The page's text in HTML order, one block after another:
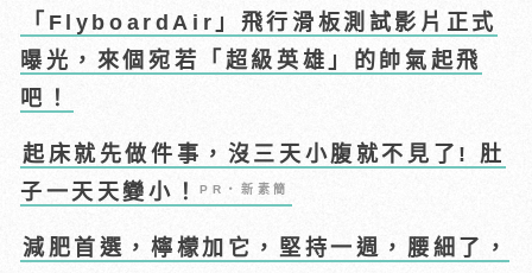
「FlyboardAir」飛行滑板測試影片正式
曝光，來個宛若「超級英雄」的帥氣起飛
吧！
起床就先做件事，沒三天小腹就不見了! 肚
子一天天變小！PR・新素簡
減肥首選，檸檬加它，堅持一週，腰細了，